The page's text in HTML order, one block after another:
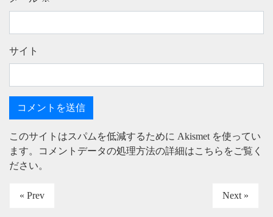
サイト
このサイトはスパムを低減するために Akismet を使ってい
ます。
コメントデータの処理方法の詳細はこちらをご覧く
ださい。
« Prev Next »